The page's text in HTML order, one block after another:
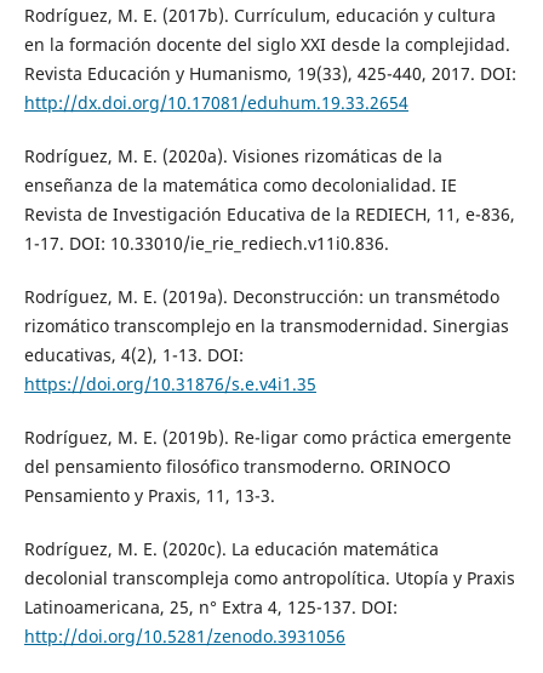
Rodríguez, M. E. (2017b). Currículum, educación y cultura
en la formación docente del siglo XXI desde la complejidad.
Revista Educación y Humanismo, 19(33), 425-440, 2017. DOI:
http://dx.doi.org/10.17081/eduhum.19.33.2654
Rodríguez, M. E. (2020a). Visiones rizomáticas de la
enseñanza de la matemática como decolonialidad. IE
Revista de Investigación Educativa de la REDIECH, 11, e-836,
1-17. DOI: 10.33010/ie_rie_rediech.v11i0.836.
Rodríguez, M. E. (2019a). Deconstrucción: un transmétodo
rizomático transcomplejo en la transmodernidad. Sinergias
educativas, 4(2), 1-13. DOI:
https://doi.org/10.31876/s.e.v4i1.35
Rodríguez, M. E. (2019b). Re-ligar como práctica emergente
del pensamiento filosófico transmoderno. ORINOCO
Pensamiento y Praxis, 11, 13-3.
Rodríguez, M. E. (2020c). La educación matemática
decolonial transcompleja como antropolítica. Utopía y Praxis
Latinoamericana, 25, n° Extra 4, 125-137. DOI:
http://doi.org/10.5281/zenodo.3931056